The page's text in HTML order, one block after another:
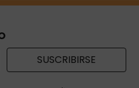
SUSCRIBIRSE